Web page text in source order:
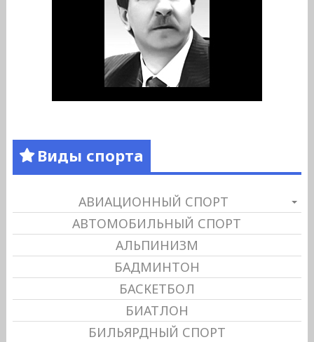
Виды спорта
АВИАЦИОННЫЙ СПОРТ
АВТОМОБИЛЬНЫЙ СПОРТ
АЛЬПИНИЗМ
БАДМИНТОН
БАСКЕТБОЛ
БИАТЛОН
БИЛЬЯРДНЫЙ СПОРТ